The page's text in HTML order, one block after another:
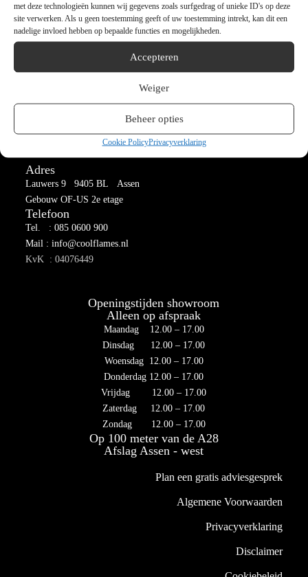
met deze technologieën kunnen wij gegevens zoals surfgedrag of unieke ID's op deze
site verwerken. Als u geen toestemming geeft of uw toestemming intrekt, kan dit een
nadelige invloed hebben op bepaalde functies en mogelijkheden.
Accepteren
Weiger
Beheer opties
Cookie PolicyPrivacyverklaring
TV-wanden | Cinewalls |
Doorkijkhaardmeubels |
Eetkamertafels met haard
Wij leveren haarden van meer dan 20 gerenommeerde merken.
Adres
Lauwers 9 9405 BL Assen
Gebouw OF-US 2e etage
Telefoon
Tel. : 085 0600 900
Mail : info@coolflames.nl
KvK : 04076449
Openingstijden showroom
Alleen op afspraak
Maandag 12.00 – 17.00
Dinsdag 12.00 – 17.00
Woensdag 12.00 – 17.00
Donderdag 12.00 – 17.00
Vrijdag 12.00 – 17.00
Zaterdag 12.00 – 17.00
Zondag 12.00 – 17.00
Op 100 meter van de A28
Afslag Assen - west
Plan een gratis adviesgesprek
Algemene Voorwaarden
Privacyverklaring
Disclaimer